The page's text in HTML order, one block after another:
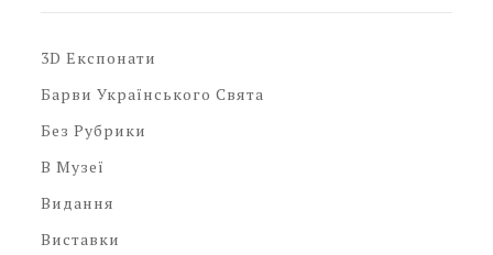
3D Експонати
Барви Українського Свята
Без Рубрики
В Музеї
Видання
Виставки